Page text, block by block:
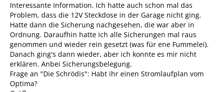
Interessante Information. Ich hatte auch schon mal das
Problem, dass die 12V Steckdose in der Garage nicht ging.
Hatte dann die Sicherung nachgesehen, die war aber in
Ordnung. Daraufhin hatte ich alle Sicherungen mal raus
genommen und wieder rein gesetzt (was für ene Fummelei).
Danach ging's dann wieder, aber ich konnte es mir nicht
erklären. Anbei Sicherungsbelegung.
Frage an "Die Schrödis": Habt ihr einen Stromlaufplan vom
Optima?